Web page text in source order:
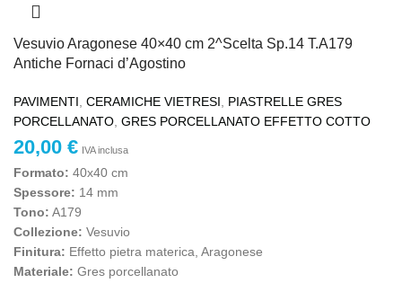
Vesuvio Aragonese 40×40 cm 2^Scelta Sp.14 T.A179
Antiche Fornaci d’Agostino
PAVIMENTI CERAMICHE VIETRESI
PIASTRELLE GRES
PORCELLANATO GRES PORCELLANATO EFFETTO COTTO
20,00 € IVA inclusa
Formato: 40x40 cm
Spessore: 14 mm
Tono: A179
Collezione: Vesuvio
Finitura: Effetto pietra materica, Aragonese
Materiale: Gres porcellanato